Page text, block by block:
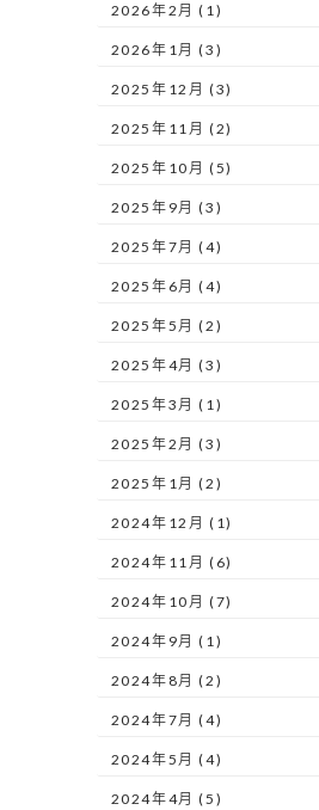
2026年2月 (1)
2026年1月 (3)
2025年12月 (3)
2025年11月 (2)
2025年10月 (5)
2025年9月 (3)
2025年7月 (4)
2025年6月 (4)
2025年5月 (2)
2025年4月 (3)
2025年3月 (1)
2025年2月 (3)
2025年1月 (2)
2024年12月 (1)
2024年11月 (6)
2024年10月 (7)
2024年9月 (1)
2024年8月 (2)
2024年7月 (4)
2024年5月 (4)
2024年4月 (5)